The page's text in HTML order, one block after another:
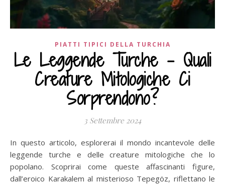
PIATTI TIPICI DELLA TURCHIA
Le Leggende Turche – Quali
Creature Mitologiche Ci
Sorprendono?
3 Settembre 2024
In questo articolo, esplorerai il mondo incantevole delle
leggende turche e delle creature mitologiche che lo
popolano. Scoprirai come queste affascinanti figure,
dall’eroico Karakalem al misterioso Tepegöz, riflettano le